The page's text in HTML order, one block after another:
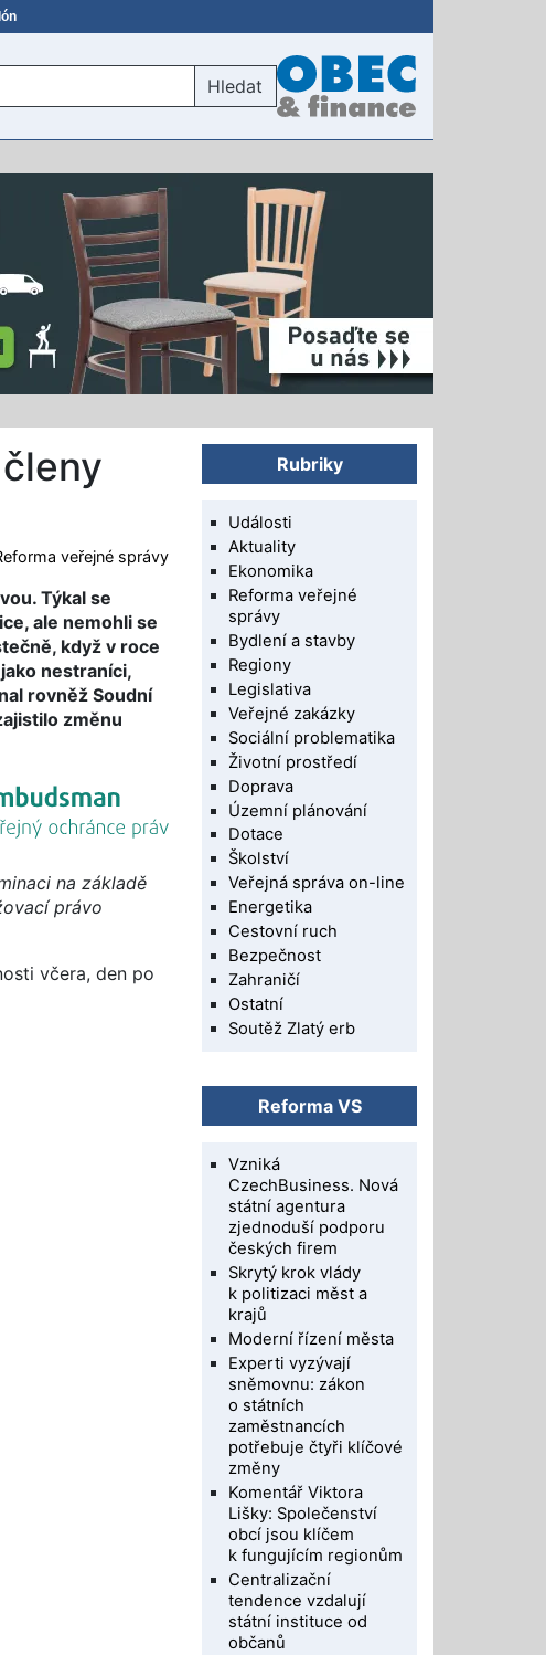
Hledat
veřejné správy
Týkal se
ale nemohli se
když v roce
nestraníci,
rovněž Soudní
změnu
na základě
právo
včera, den po
Rubriky
Události
Aktuality
Ekonomika
Reforma veřejné
správy
Bydlení a stavby
Regiony
Legislativa
Veřejné zakázky
Sociální problematika
Životní prostředí
Doprava
Územní plánování
Dotace
Školství
Veřejná správa on-line
Energetika
Cestovní ruch
Bezpečnost
Zahraničí
Ostatní
Soutěž Zlatý erb
Reforma VS
Vzniká
CzechBusiness. Nová
státní agentura
zjednoduší podporu
českých firem
Skrytý krok vlády
k politizaci měst a
krajů
Moderní řízení města
Experti vyzývají
sněmovnu: zákon
o státních
zaměstnancích
potřebuje čtyři klíčové
změny
Komentář Viktora
Lišky: Společenství
obcí jsou klíčem
k fungujícím regionům
Centralizační
tendence vzdalují
státní instituce od
občanů